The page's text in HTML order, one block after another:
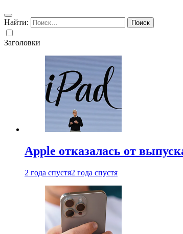
Найти:
Заголовки
Apple отказалась от
2 года спустя2 года спустя